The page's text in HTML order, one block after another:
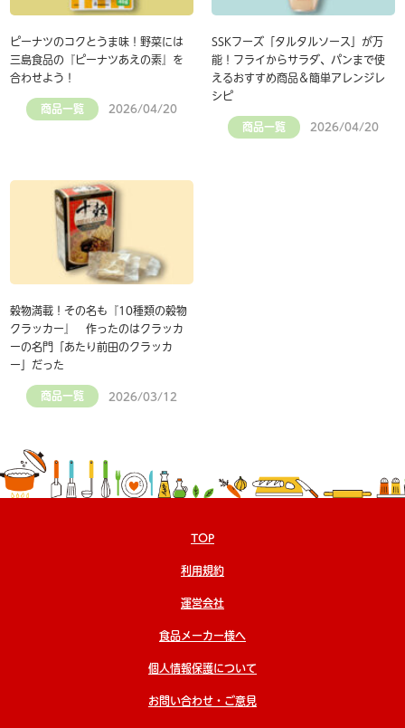
ピーナツのコクとうま味！野菜には
三島食品の『ピーナツあえの素』を
合わせよう！
商品一覧 2026/04/20
SSKフーズ「タルタルソース」が万
能！フライからサラダ、パンまで使
えるおすすめ商品＆簡単アレンジレ
シピ
商品一覧 2026/04/20
穀物満載！その名も『10種類の穀物
クラッカー』 作ったのはクラッカ
ーの名門「あたり前田のクラッカ
ー」だった
商品一覧 2026/03/12
TOP
利用規約
運営会社
食品メーカー様へ
個人情報保護について
お問い合わせ・ご意見